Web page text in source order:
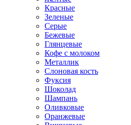
Красные
Зеленые
Серые
Бежевые
Глянцевые
Кофе с молоком
Металлик
Слоновая кость
Фуксия
Шоколад
Шампань
Оливковые
Оранжевые